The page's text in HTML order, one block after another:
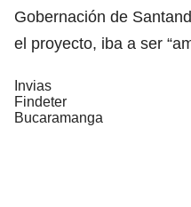
Gobernación de
el proyecto, iba a ser
Invias
Findeter
Bucaramanga